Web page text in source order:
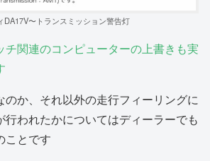
DA17V〜トランスミッション警告灯
チ関連のコンピューターの上書きも実
のか、それ以外の走行フィーリングに
行われたかについてはディーラーでも
ことです